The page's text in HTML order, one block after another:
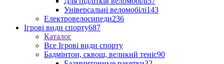
Універсальні веломобілі143
Електровелосипеди236
Ігрові види спорту687
Каталог
Все Ігрові види спорту
Бадмінтон, сквош, великий теніс90